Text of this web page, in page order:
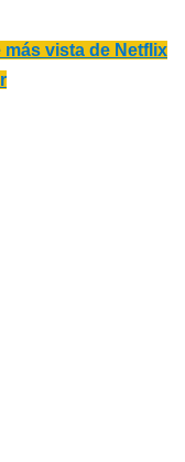
más vista de Netflix